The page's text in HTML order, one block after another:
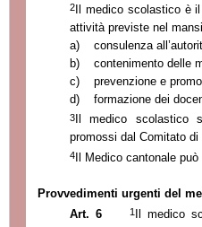
2Il medico scolastico è
attività previste nel
a)
consulenza
b)
contenimento delle
c)
prevenzione e
d)
formazione dei
3
Il medico scolastico
promossi dal Comitato di
4 Il Medico cantonale
Provvedimenti urgenti del
Art. 6
1 Il medico